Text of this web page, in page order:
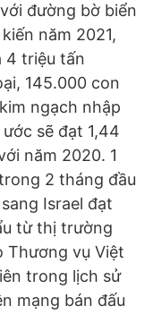
đường bờ biển
năm 2021,
4 triệu tấn
145.000 con
ngạch nhập
sẽ đạt 1,44
năm 2020. 1
2 tháng đầu
Israel đạt
từ thị trường
Thương vụ Việt
trong lịch sử
mạng bán đấu